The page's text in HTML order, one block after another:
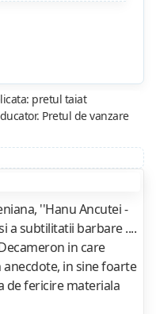
pretul taiat
Pretul de vanzare
''Hanu Ancutei -
a subtilitatii barbare ....
in care
in sine foarte
de fericire materiala